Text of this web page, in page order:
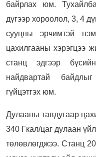
байрлах юм.
дүгээр хороолол, 3, 4
сууцны эрчимтэй
цахилгааны хэрэгцээ
станц эдгээр
найдвартай
гүйцэтгэх юм.
Дулааны тавдугаар
340 Гкал/цаг дулаан
төлөвлөгджээ. Станц